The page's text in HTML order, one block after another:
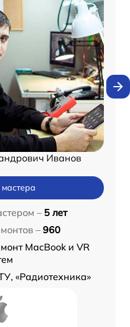
Иванов
– 5 лет
– 960
MacBook и VR
«Радиотехника»